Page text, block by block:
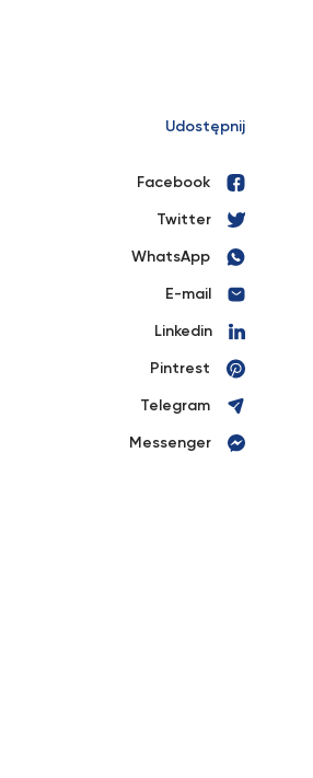
Udostępnij
Facebook
Twitter
WhatsApp
E-mail
Linkedin
Pintrest
Telegram
Messenger